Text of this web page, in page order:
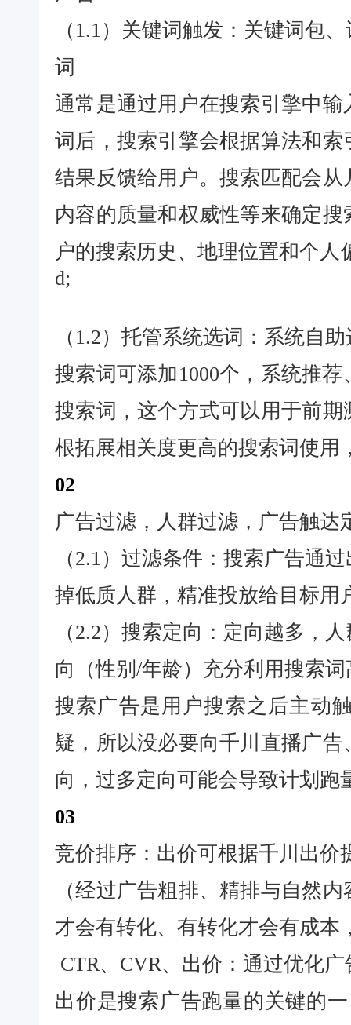
（1.1）关键词触发：关键词包
词
通常是通过用户在搜索引擎中
词后，搜索引擎会根据算法和
结果反馈给用户。搜索匹配会
内容的质量和权威性等来确定
户的搜索历史、地理位置和个
d;
（1.2）托管系统选词：系统自
搜索词可添加1000个，系统推
搜索词，这个方式可以用于前
根拓展相关度更高的搜索词使用
02
广告过滤，人群过滤，广告触达
（2.1）过滤条件：搜索广告通
掉低质人群，精准投放给目标用
（2.2）搜索定向：定向越多，
向（性别/年龄）充分利用搜索
搜索广告是用户搜索之后主动
疑，所以没必要向千川直播广
向，过多定向可能会导致计划跑
03
竞价排序：出价可根据千川出价
（经过广告粗排、精排与自然
才会有转化、有转化才会有成本
CTR、CVR、出价：通过优化
出价是搜索广告跑量的关键的